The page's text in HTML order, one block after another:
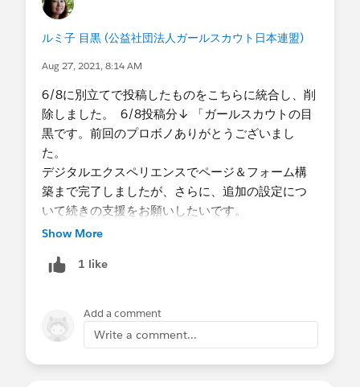
・はいの場合、どの研修を受講されましたか？
コースの基礎講座（5年ぐらい前で正式名称を失
念）
・現在Salesforceを活用している内容を大きく３つ
挙げてください
会員管理
メールマガジン配信
資料請求管理
か？
・具体的な支援内容
VisualForceを使用したフォーム構築
制作イメージ
ルミ子 目黒 (公益社団法人ガールスカウト日本連盟)
Aug 27, 2021, 8:14 AM
6/8に別立てで投稿したものをこちらに統合し、削
除しました。 6/8投稿分↓ 「ガールスカウトの目
黒です。前回のプロボノありがとうございまし
た。
デジタルエクスペリエンスでページ＆フォーム構
築まで完了しましたが、さらに、追加の設定につ
いて続きの支援をお願いしたいです。
当初、5月末リリースでしたが、6月中旬までにリ
ろ申し訳ないですが、よろしくお願いします。
前回のプロボノ
https://trailblazers.salesforce.com/0D54S00000A
NKoM
Show More
1 like
Add a comment
Write a comment...